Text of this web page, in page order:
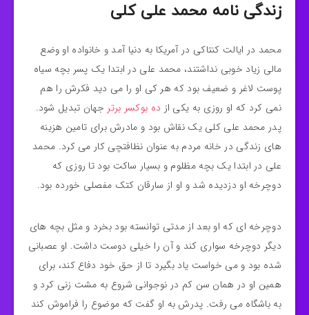
زندگی نامه محمد علی کلی
محمد در ایالت کنتاکی در آمریکا به دنیا آمد و خانواده او وضع
مالی زیاد خوبی نداشتند، محمد علی در ابتدا یک پسر بچه سیاه
پوست لاغر و ضعیف بود که هر کی او را می دید فکرش را هم
نمی کرد که او روزی به یکی از ده بوکسر برتر جهان تبدیل شود.
پدر محمد علی کلی یک نقاش بود و مادرش برای تامین هزینه
های زندگی در خانه مردم به عنوان نظافتچی کار می کرد. محمد
علی در ابتدا یک بچه مظلوم و بسیار ساکت بود تا روزی که
دوچرخه او دزدیده شد و او از سارقان کتک مفصلی خورده بود.
دوچرخه ای که او بعد از مدتی توانسته بود بخرد و مثل بچه های
دیگر دوچرخه سواری کند و آن را خیلی دوست داشت. او عصبانی
شده بود و می خواست یاد بگیرد تا از حق خود دفاع کند، برای
همین او در همان سن کم در نوجوانی شروع به مشت زنی کرد و
به باشگاه می رفت. پدرش به او گفت که موضوع را فراموش کند